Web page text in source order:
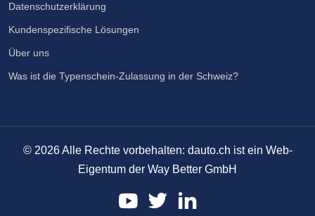
Datenschutzerklärung
Kundenspezifische Lösungen
Über uns
Was ist die Typenschein-Zulassung in der Schweiz?
© 2026Alle Rechte vorbehalten: dauto.ch ist ein Web-
Eigentum der Way Better GmbH